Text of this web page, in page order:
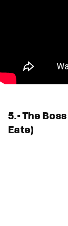
5.- The
Eate)